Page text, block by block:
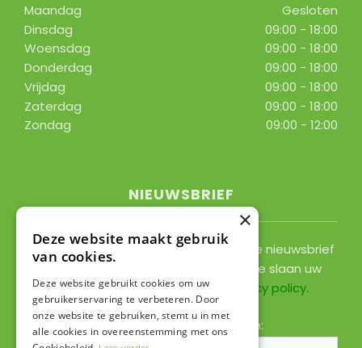
Maandag
Gesloten
Dinsdag
09:00 - 18:00
Woensdag
09:00 - 18:00
Donderdag
09:00 - 18:00
Vrijdag
09:00 - 18:00
Zaterdag
09:00 - 18:00
Zondag
09:00 - 12:00
NIEUWSBRIEF
Ontvang ongeveer 1x per 2 weken onze nieuwsbrief
met acties, nieuws & activiteiten! We slaan uw
gegevens op conform onze
privacy policy.
Voornaam: Achternaam:
×
Deze website maakt gebruik
van cookies.
Deze website gebruikt cookies om uw
gebruikerservaring te verbeteren. Door
onze website te gebruiken, stemt u in met
alle cookies in overeenstemming met ons